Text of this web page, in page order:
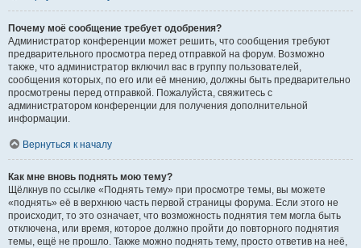
Почему моё сообщение требует одобрения?
Администратор конференции может решить, что сообщения требуют
предварительного просмотра перед отправкой на форум. Возможно
также, что администратор включил вас в группу пользователей,
сообщения которых, по его или её мнению, должны быть предварительно
просмотрены перед отправкой. Пожалуйста, свяжитесь с
администратором конференции для получения дополнительной
информации.
Вернуться к началу
Как мне вновь поднять мою тему?
Щёлкнув по ссылке «Поднять тему» при просмотре темы, вы можете
«поднять» её в верхнюю часть первой страницы форума. Если этого не
происходит, то это означает, что возможность поднятия тем могла быть
отключена, или время, которое должно пройти до повторного поднятия
темы, ещё не прошло. Также можно поднять тему, просто ответив на неё,